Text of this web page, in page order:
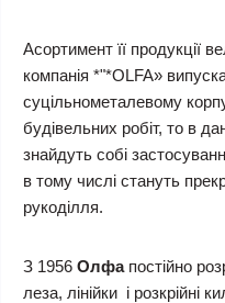
Асортимент її продукції
компанія *"*OLFA»
суцільнометалевому
будівельних робіт, то в
знайдуть собі
в тому числі стануть
рукоділля.
З 1956 Олфапостійно
леза, лінійки і розкрійні